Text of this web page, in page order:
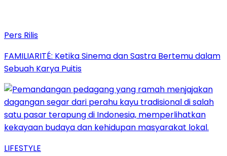
Pers Rilis
FAMILIARITÉ: Ketika Sinema dan Sastra Bertemu dalam
Sebuah Karya Puitis
LIFESTYLE